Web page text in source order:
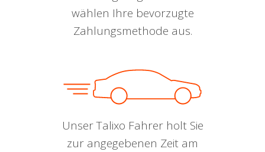
wählen Ihre bevorzugte
Zahlungsmethode aus.
Unser Talixo Fahrer holt Sie
zur angegebenen Zeit am